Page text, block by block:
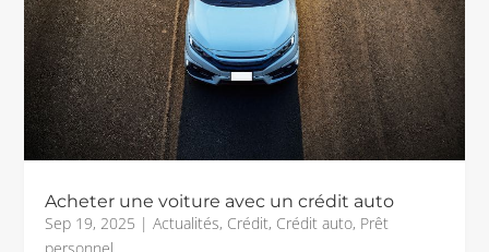
Acheter une voiture avec un crédit auto
Sep 19, 2025 |Actualités, Crédit, Crédit auto, Prêt